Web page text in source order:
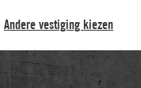
Andere vestiging kiezen